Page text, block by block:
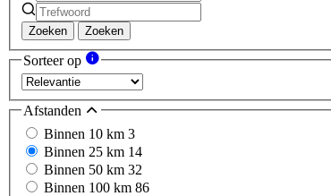
Zoeken Zoeken
Sorteer op
Afstanden
Binnen 10 km 3
Binnen 25 km 14
Binnen 50 km 32
Binnen 100 km 86